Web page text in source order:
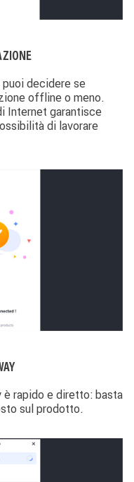
decidere se
offline o meno.
Internet garantisce
di lavorare
rapido e diretto: basta
sul prodotto.